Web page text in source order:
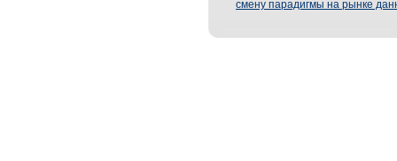
смену парадигмы на рынке